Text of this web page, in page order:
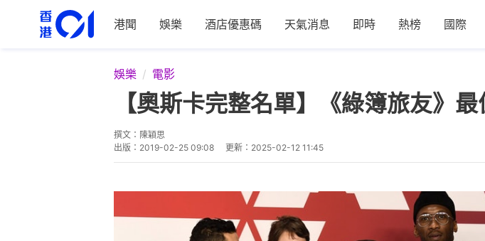
港聞 娛樂 酒店優惠碼 天氣消息 即時 熱榜 國際
娛樂 電影
【奧斯卡完整名單】《綠簿旅友》
撰文： 陳穎思
出版： 2019-02-25 09:08 更新： 2025-02-12 11:45